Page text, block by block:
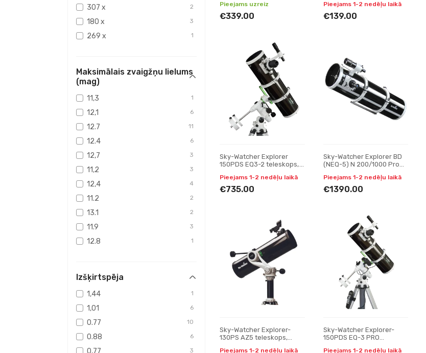
307 x 2
180 x 3
269 x 1
400 x 7
500 x
600 x
406 x
508 x
608 x
710 x
812 x
1016 x
200 x
260
570 x
Maksimālais zvaigžņu lielums
(mag)
11,3 1
12,1 6
12.7 11
12.4 6
12,7 3
11,2 3
12,4 4
11.2 2
13.1 2
11.9 3
12.8 1
13.8
12.1
14.2
14.6
14.8
Izšķirtspēja
1,44 1
1,01 6
0.77 10
0.88 6
3
Pieejams uzreiz
€339.00
Pieejams 1-2 nedēļu laikā
€139.00
Sky-Watcher Explorer
150PDS EQ3-2 teleskops,
Pieejams 1-2 nedēļu laikā
€735.00
Sky-Watcher Explorer BD
(NEQ-5) N 200/1000 Pro
Reflektori
Pieejams 1-2 nedēļu laikā
€1390.00
Sky-Watcher Explorer-
130PS AZ5 teleskops,
Pieejams 1-2 nedēļu laikā
Sky-Watcher Explorer-
150PDS EQ-3 PRO
Pieejams 1-2 nedēļu laikā